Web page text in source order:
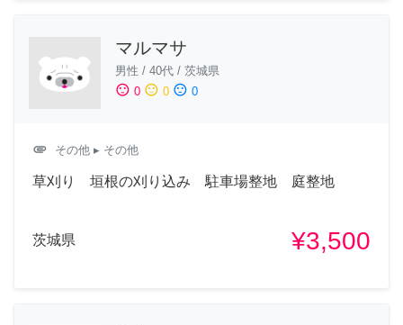
マルマサ
男性 / 40代 / 茨城県
sentiment_satisfied 0 sentiment_neutral 0 sentiment_dissatisfied 0
attachment その他 ▸ その他
草刈り 垣根の刈り込み 駐車場整地 庭整地
茨城県 ¥3,500